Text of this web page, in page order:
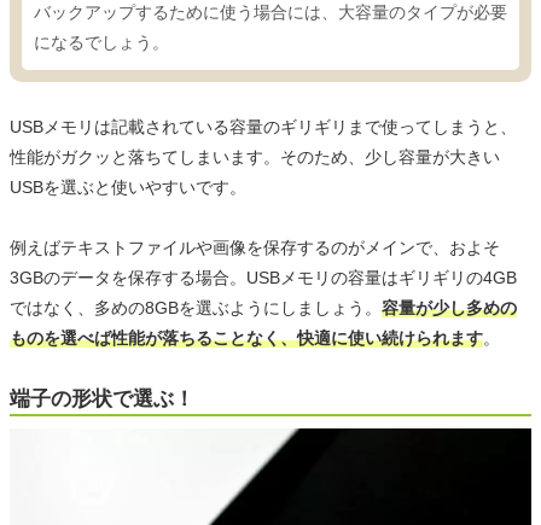
バックアップするために使う場合には、大容量のタイプが必要
になるでしょう。
USBメモリは記載されている容量のギリギリまで使ってしまうと、
性能がガクッと落ちてしまいます。そのため、少し容量が大きい
USBを選ぶと使いやすいです。
例えばテキストファイルや画像を保存するのがメインで、およそ
3GBのデータを保存する場合。USBメモリの容量はギリギリの4GB
ではなく、多めの8GBを選ぶようにしましょう。 容量が少し多めの
ものを選べば性能が落ちることなく、快適に使い続けられます。
端子の形状で選ぶ！